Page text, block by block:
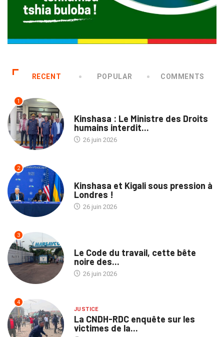
RECENT POPULAR COMMENTS
1
Kinshasa : Le Ministre des Droits
humains interdit...
26 juin 2026
2
Kinshasa et Kigali sous pression à
Londres !
26 juin 2026
3
Le Code du travail, cette bête
noire des...
26 juin 2026
4
JUSTICE
La CNDH-RDC enquête sur les
victimes de la...